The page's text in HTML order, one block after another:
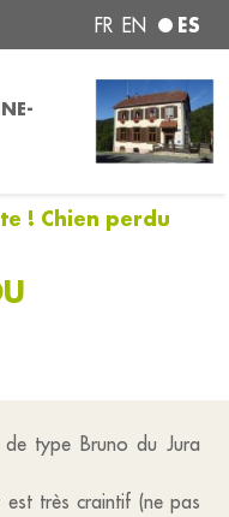
FR EN ES
! Chien perdu
de type Bruno du Jura
très craintif (ne pas